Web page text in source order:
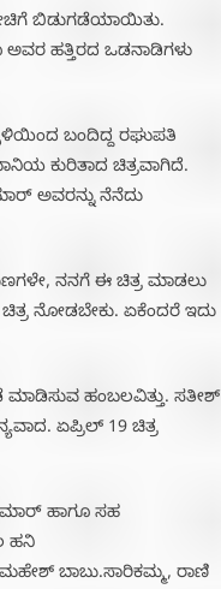
ಬಿಡುಗಡೆಯಾಯಿತು.
ಅವರ ಹತ್ತಿರದ ಒಡನಾಡಿಗಳು
ಬಂದಿದ್ದ ರಘುಪತಿ
ಕುರಿತಾದ ಚಿತ್ರವಾಗಿದೆ.
ಅವರನ್ನು ನೆನೆದು
ನನಗೆ ಈ ಚಿತ್ರ ಮಾಡಲು
ಚಿತ್ರ ನೋಡಬೇಕು. ಏಕೆಂದರೆ ಇದು
ಮಾಡಿಸುವ ಹಂಬಲವಿತ್ತು. ಸತೀಶ್
ಏಪ್ರಿಲ್ 19 ಚಿತ್ರ
ಹಾಗೂ ಸಹ
ಹನಿ
ಬಾಬು.ಸಾರಿಕಮ್ಮ, ರಾಣಿ